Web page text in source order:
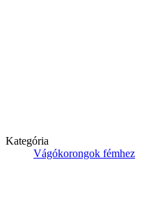
Kategória
Vágókorongok fémhez